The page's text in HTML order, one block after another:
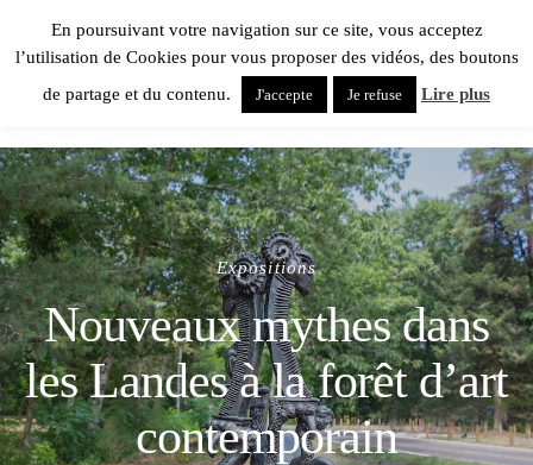
Expositions
Nouveaux mythes dans
les Landes à la forêt d’art
contemporain
En poursuivant votre navigation sur ce site, vous acceptez
l’utilisation de Cookies pour vous proposer des vidéos, des boutons
de partage et du contenu.
J'accepte Je refuse Lire plus